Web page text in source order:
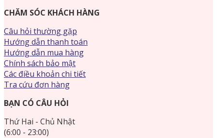
CHĂM SÓC KHÁCH HÀNG
Câu hỏi thường gặp
Hướng dẫn thanh toán
Hướng dẫn mua hàng
Chính sách bảo mật
Các điều khoản chi tiết
Tra cứu đơn hàng
BẠN CÓ CÂU HỎI
Thứ Hai - Chủ Nhật
(6:00 - 23:00)